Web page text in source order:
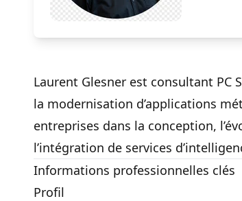
Laurent Glesner est consultant PC
la modernisation d’applications
entreprises dans la conception,
l’intégration de services
Informations professionnelles clés
Profil